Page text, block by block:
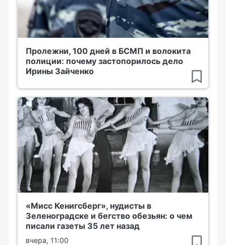
Пролежни, 100 дней в БСМП и волокита
полиции: почему застопорилось дело
Ирины Зайченко
«Мисс Кенигсберг», нудисты в
Зеленоградске и бегство обезьян: о чем
писали газеты 35 лет назад
вчера, 11:00